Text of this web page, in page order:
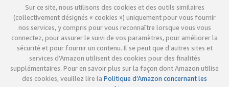
Sur ce site, nous utilisons des cookies et des outils similaires
(collectivement désignés « cookies ») uniquement pour vous fournir
nos services, y compris pour vous reconnaître lorsque vous vous
connectez, pour assurer le suivi de vos paramètres, pour améliorer la
sécurité et pour fournir un contenu. Il se peut que d’autres sites et
services d’Amazon utilisent des cookies pour des finalités
supplémentaires. Pour en savoir plus sur la façon dont Amazon utilise
des cookies, veuillez lire la Politique d’Amazon concernant les